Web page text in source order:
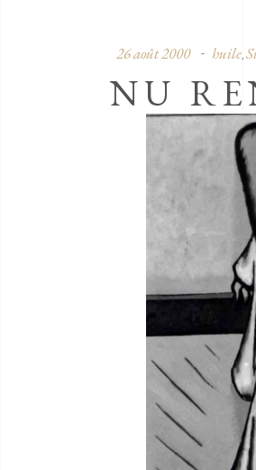
26 août 2000 huile,
NU